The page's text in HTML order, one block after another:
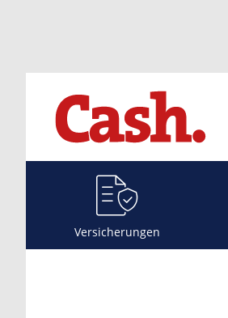
Versicherungen